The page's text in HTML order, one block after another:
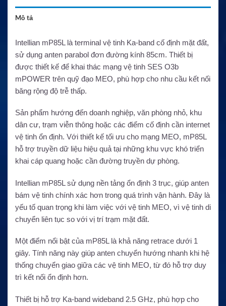
Mô tả
Intellian mP85L là terminal vệ tinh Ka-band cố định mặt đất,
sử dụng anten parabol đơn đường kính 85cm. Thiết bị
được thiết kế để khai thác mạng vệ tinh SES O3b
mPOWER trên quỹ đạo MEO, phù hợp cho nhu cầu kết nối
băng rộng độ trễ thấp.
Sản phẩm hướng đến doanh nghiệp, văn phòng nhỏ, khu
dân cư, trạm viễn thông hoặc các điểm cố định cần internet
vệ tinh ổn định. Với thiết kế tối ưu cho mạng MEO, mP85L
hỗ trợ truyền dữ liệu hiệu quả tại những khu vực khó triển
khai cáp quang hoặc cần đường truyền dự phòng.
Intellian mP85L sử dụng nền tảng ổn định 3 trục, giúp anten
bám vệ tinh chính xác hơn trong quá trình vận hành. Đây là
yếu tố quan trọng khi làm việc với vệ tinh MEO, vì vệ tinh di
chuyển liên tục so với vị trí trạm mặt đất.
Một điểm nổi bật của mP85L là khả năng retrace dưới 1
giây. Tính năng này giúp anten chuyển hướng nhanh khi hệ
thống chuyển giao giữa các vệ tinh MEO, từ đó hỗ trợ duy
trì kết nối ổn định hơn.
Thiết bị hỗ trợ Ka-band wideband 2.5 GHz, phù hợp cho